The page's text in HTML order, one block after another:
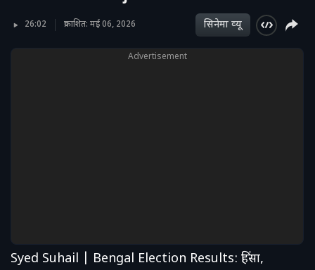
26:02 प्रकाशित: मई 06, 2026 सिनेमा व्‍यू
Advertisement
Syed Suhail | Bengal Election Results: हिंसा,